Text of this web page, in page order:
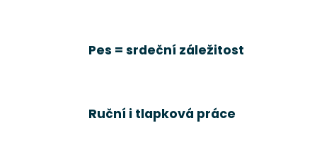
Pes = srdeční záležitost
Ruční i tlapková práce